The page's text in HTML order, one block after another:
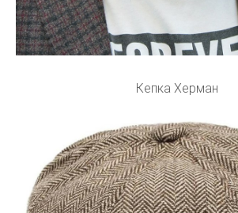
Кепка Херман